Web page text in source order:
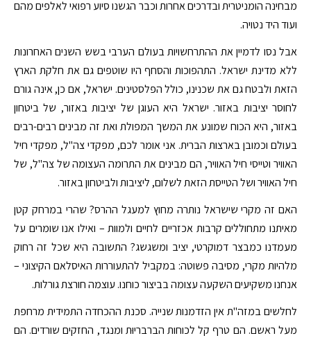
מבחינה הומניטרית ובדרכים אחרות וכבר הגשנו סיוע רפואי לאלפים מהם
ועוד היד נטויה.
אבל נסו לדמיין את ההתרחשויות בעולם הערבי בשש השנים האחרונות
ללא מדינת ישראל. התהפוכות והסחף היו שוטפים גם את חלקת הארץ
הזאת ולבטח גם את שכנינו, כולל הפלסטינים. ישראל, אם כן, אינה גורם
לחוסר יציבות באזור. ישראל היא העוגן של יציבות באזור, של ביטחון
באזור, היא הכוח שמונע את המשך המפולת ואת זה מבינים רבים-רבים
בעולם וכמובן בארצות הברית. אני אומר לכם, מפקדי צה"ל, מפקדי חיל
האוויר וטייסי חיל האוויר, הם מבינים את התרומה העצומה של צה"ל, של
חיל האוויר ושל הטייסת הזאת לשלום, ליציבות ולביטחון באזור.
האם זה מקרי שישראל נותרה מחוץ למעגל ההרס? שהרי במרחק קטן
מאיתנו מתחוללים קרבות אכזריים לחיים ולמוות – ואילו אנו שומרים על
מעמדנו כמבצר דמוקרטי, יציב ומשגשג? התשובה היא שכל זה רחוק
מלהיות מקרי, מסיבה פשוטה: במקביל להתעוררות האיסלאם הקיצוני –
אנחנו משקיעים השקעה עצומה בביצור כוחנו. עוצמה חורצת גורלות.
לחלשים במזה"ת אין הזדמנות שנייה. סכנת ההכחדה התמידית מרחפת
מעל ראשם. הם טרף קל לכוחות הברבריוּת ומנגד, החזקים שורדים. הם